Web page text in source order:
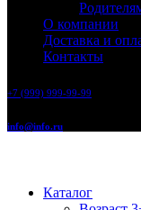
О компании
Доставка и
Контакты
+7 (999) 999-99-99
info@info.ru
Каталог